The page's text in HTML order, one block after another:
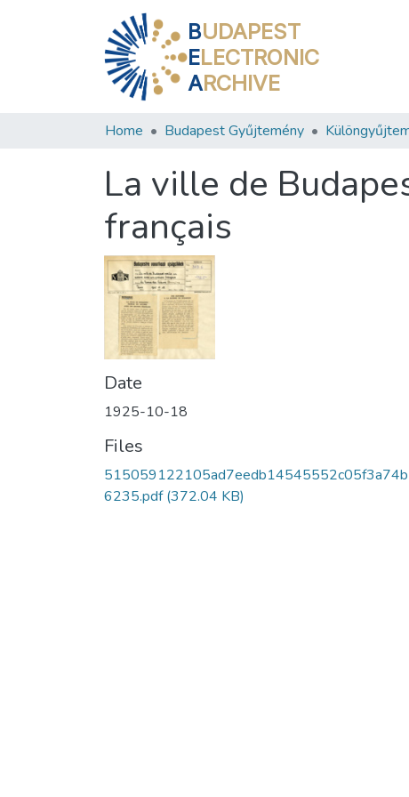
BUDAPEST
ELECTRONIC
ARCHIVE
Home Budapest Gyűjtemény
La ville de
français
Date
1925-10-18
Files
515059122105ad7eedb14545552c05f3a74b
6235.pdf(372.04 KB)